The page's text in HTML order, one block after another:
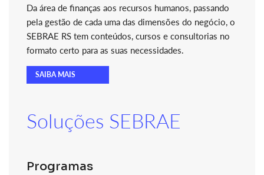
Da área de finanças aos recursos humanos, passando
pela gestão de cada uma das dimensões do negócio, o
SEBRAE RS tem conteúdos, cursos e consultorias no
formato certo para as suas necessidades.
SAIBA MAIS
Soluções SEBRAE
Programas